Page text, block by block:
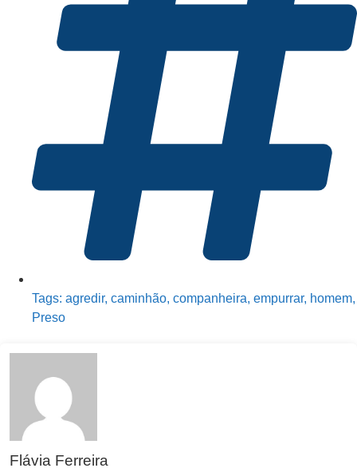
Tags: agredir, caminhão, companheira, empurrar, homem,
Preso
Flávia Ferreira